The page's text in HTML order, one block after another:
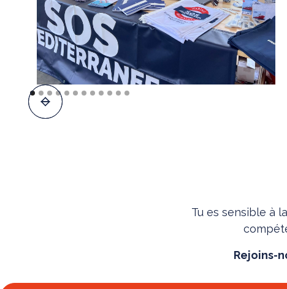
Tu es sensible à
Rejoins-